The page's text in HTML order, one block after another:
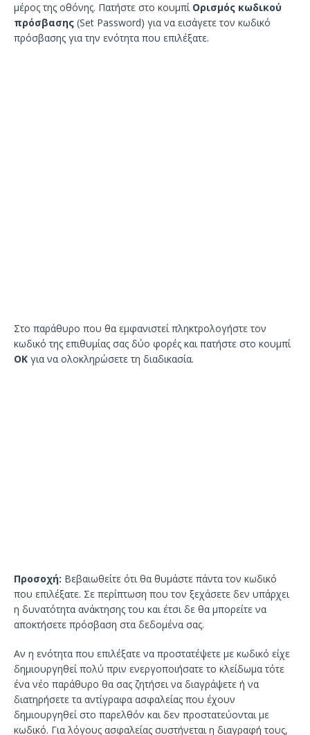
μέρος της οθόνης. Πατήστε στο κουμπί Ορισμός κωδικού
πρόσβασης (Set Password) για να εισάγετε τον κωδικό
πρόσβασης για την ενότητα που επιλέξατε.
Στο παράθυρο που θα εμφανιστεί πληκτρολογήστε τον
κωδικό της επιθυμίας σας δύο φορές και πατήστε στο κουμπί
ΟΚ για να ολοκληρώσετε τη διαδικασία.
Προσοχή: Βεβαιωθείτε ότι θα θυμάστε πάντα τον κωδικό
που επιλέξατε. Σε περίπτωση που τον ξεχάσετε δεν υπάρχει
η δυνατότητα ανάκτησης του και έτσι δε θα μπορείτε να
αποκτήσετε πρόσβαση στα δεδομένα σας.
Αν η ενότητα που επιλέξατε να προστατέψετε με κωδικό είχε
δημιουργηθεί πολύ πριν ενεργοποιήσατε το κλείδωμα τότε
ένα νέο παράθυρο θα σας ζητήσει να διαγράψετε ή να
διατηρήσετε τα αντίγραφα ασφαλείας που έχουν
δημιουργηθεί στο παρελθόν και δεν προστατεύονται με
κωδικό. Για λόγους ασφαλείας συστήνεται η διαγραφή τους,